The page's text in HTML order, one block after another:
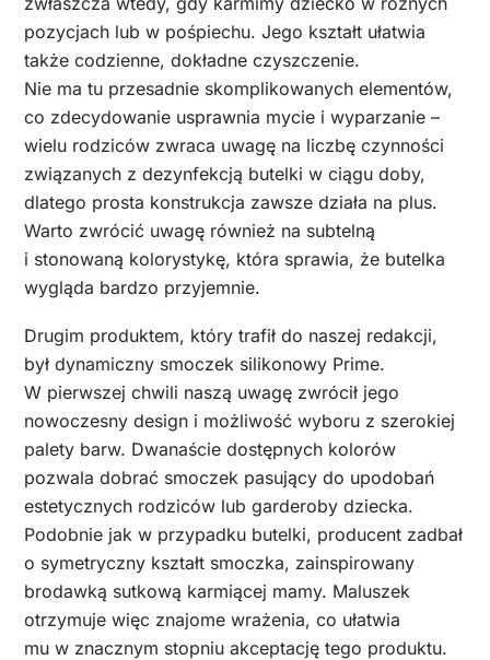
pozycjach lub w pośpiechu. Jego kształt ułatwia
także codzienne, dokładne czyszczenie.
Nie ma tu przesadnie skomplikowanych elementów,
co zdecydowanie usprawnia mycie i wyparzanie –
wielu rodziców zwraca uwagę na liczbę czynności
związanych z dezynfekcją butelki w ciągu doby,
dlatego prosta konstrukcja zawsze działa na plus.
Warto zwrócić uwagę również na subtelną
i stonowaną kolorystykę, która sprawia, że butelka
wygląda bardzo przyjemnie.
Drugim produktem, który trafił do naszej redakcji,
był dynamiczny smoczek silikonowy Prime.
W pierwszej chwili naszą uwagę zwrócił jego
nowoczesny design i możliwość wyboru z szerokiej
palety barw. Dwanaście dostępnych kolorów
pozwala dobrać smoczek pasujący do upodobań
estetycznych rodziców lub garderoby dziecka.
Podobnie jak w przypadku butelki, producent zadbał
o symetryczny kształt smoczka, zainspirowany
brodawką sutkową karmiącej mamy. Maluszek
otrzymuje więc znajome wrażenia, co ułatwia
mu w znacznym stopniu akceptację tego produktu.